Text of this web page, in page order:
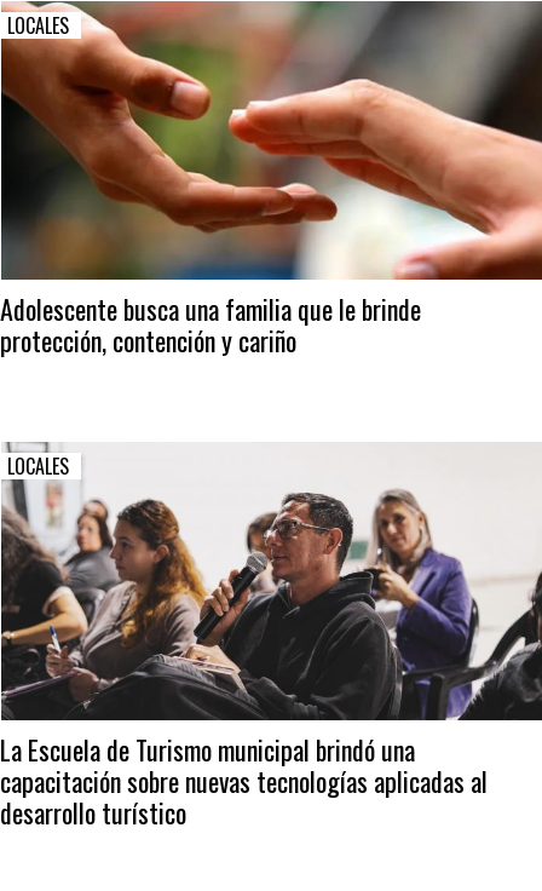
LOCALES
Adolescente busca una familia que le brinde
protección, contención y cariño
LOCALES
La Escuela de Turismo municipal brindó una
capacitación sobre nuevas tecnologías aplicadas al
desarrollo turístico